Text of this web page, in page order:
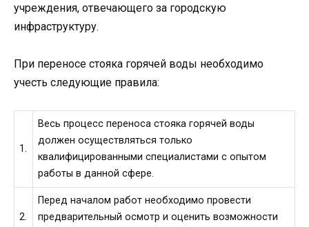
учреждения, отвечающего за городскую
инфраструктуру.
При переносе стояка горячей воды необходимо
учесть следующие правила:
1.
Весь процесс переноса стояка горячей воды
должен осуществляться только
квалифицированными специалистами с опытом
работы в данной сфере.
2.
Перед началом работ необходимо провести
предварительный осмотр и оценить возможности